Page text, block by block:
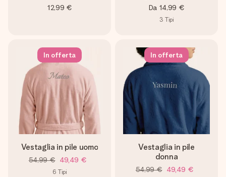
12,99 € Da 14,99 €
3 Tipi
In offerta
Vestaglia in pile uomo
54,99 € 49,49 €
6 Tipi
In offerta
Vestaglia in pile
donna
54,99 € 49,49 €